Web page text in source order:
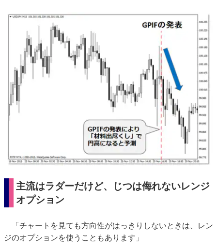
主流はラダーだけど、じつは侮れないレンジ
オプション
「チャートを見ても方向性がはっきりしないときは、レン
ジのオプションを使うこともあります」